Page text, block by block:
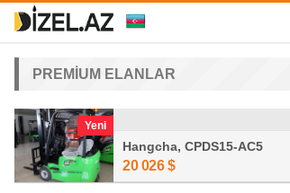
PREMİUM ELANLAR
Yeni
Hangcha, CPDS15-AC5
20 026 $